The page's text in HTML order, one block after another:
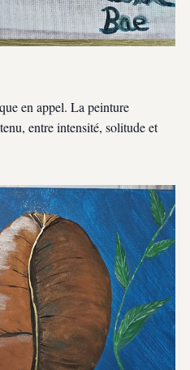
en appel. La peinture
entre intensité, solitude et